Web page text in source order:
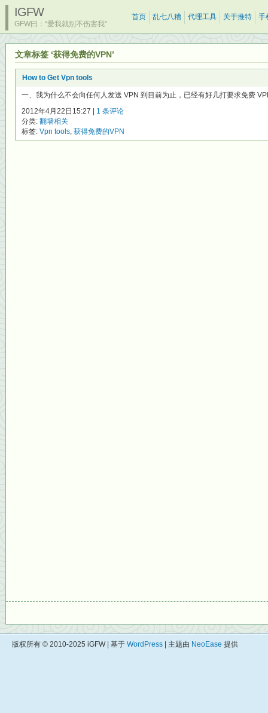
IGFW
GFW曰：“爱我就别不伤害我”
首页 乱七八糟 代理工具 关于推特 手
文章标签 ‘获得免费的VPN’
How to Get Vpn tools
一、我为什么不会向任何人发送 VPN 到目前为止，已经有好几打要求免费
2012年4月22日15:27 | 1 条评论
分类: 翻墙相关
标签: Vpn tools, 获得免费的VPN
版权所有 © 2010-2025 iGFW | 基于 WordPress | 主题由 NeoEase 提供